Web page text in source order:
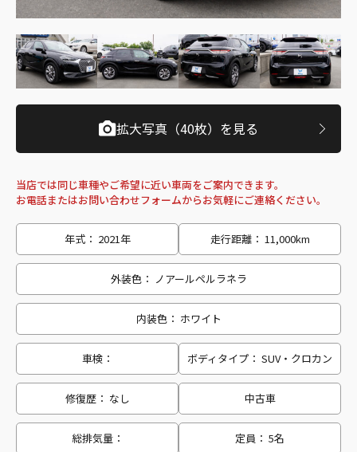
拡大写真（40枚）を見る
当店では同じ車種やご希望に近い車両をご案内できます。
お電話またはお問い合わせフォームからお気軽にご連絡ください。
年式： 2021年 走行距離： 11,000km
外装色： ノアールペルラネラ
内装色： ホワイト
車検： ボディタイプ： SUV・クロカン
修復歴： なし 中古車
総排気量： 定員： 5名